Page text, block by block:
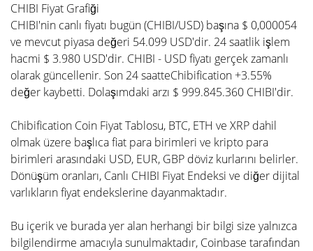
CHIBI Fiyat Grafiği
CHIBI'nin canlı fiyatı bugün (CHIBI/USD) başına $ 0,000054
ve mevcut piyasa değeri 54.099 USD'dir. 24 saatlik işlem
hacmi $ 3.980 USD'dir. CHIBI - USD fiyatı gerçek zamanlı
olarak güncellenir. Son 24 saatteChibification +3.55%
değer kaybetti. Dolaşımdaki arzı $ 999.845.360 CHIBI'dir.
Chibification Coin Fiyat Tablosu, BTC, ETH ve XRP dahil
olmak üzere başlıca fiat para birimleri ve kripto para
birimleri arasındaki USD, EUR, GBP döviz kurlarını belirler.
Dönüşüm oranları, Canlı CHIBI Fiyat Endeksi ve diğer dijital
varlıkların fiyat endekslerine dayanmaktadır.
Bu içerik ve burada yer alan herhangi bir bilgi size yalnızca
bilgilendirme amacıyla sunulmaktadır, Coinbase tarafından